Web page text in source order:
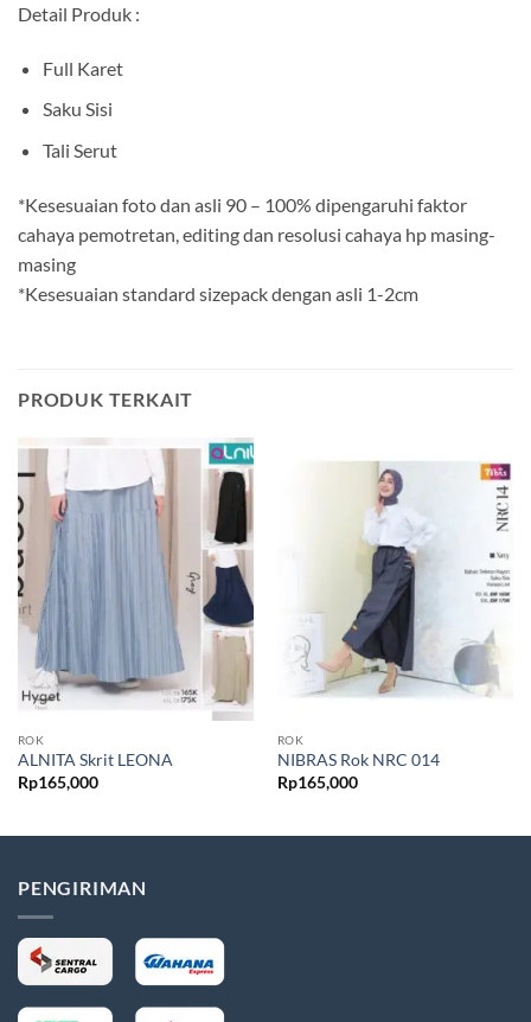
Detail Produk :
Full Karet
Saku Sisi
Tali Serut
*Kesesuaian foto dan asli 90 – 100% dipengaruhi faktor
cahaya pemotretan, editing dan resolusi cahaya hp masing-
masing
*Kesesuaian standard sizepack dengan asli 1-2cm
PRODUK TERKAIT
ROK
ALNITA Skrit LEONA
Rp165,000
ROK
NIBRAS Rok NRC 014
Rp165,000
PENGIRIMAN